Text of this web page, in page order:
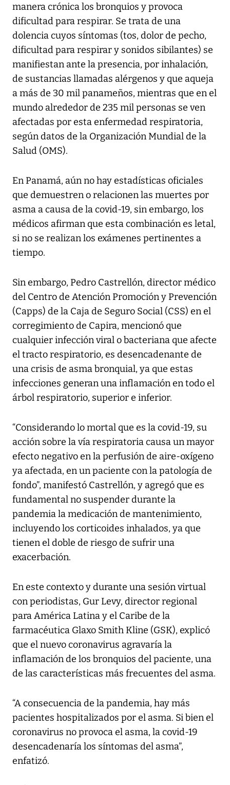
manera crónica los bronquios y provoca
dificultad para respirar. Se trata de una
dolencia cuyos síntomas (tos, dolor de pecho,
dificultad para respirar y sonidos sibilantes) se
manifiestan ante la presencia, por inhalación,
de sustancias llamadas alérgenos y que aqueja
a más de 30 mil panameños, mientras que en el
mundo alrededor de 235 mil personas se ven
afectadas por esta enfermedad respiratoria,
según datos de la Organización Mundial de la
Salud (OMS).
En Panamá, aún no hay estadísticas oficiales
que demuestren o relacionen las muertes por
asma a causa de la covid-19, sin embargo, los
médicos afirman que esta combinación es letal,
si no se realizan los exámenes pertinentes a
tiempo.
Sin embargo, Pedro Castrellón, director médico
del Centro de Atención Promoción y Prevención
(Capps) de la Caja de Seguro Social (CSS) en el
corregimiento de Capira, mencionó que
cualquier infección viral o bacteriana que afecte
el tracto respiratorio, es desencadenante de
una crisis de asma bronquial, ya que estas
infecciones generan una inflamación en todo el
árbol respiratorio, superior e inferior.
“Considerando lo mortal que es la covid-19, su
acción sobre la vía respiratoria causa un mayor
efecto negativo en la perfusión de aire-oxígeno
ya afectada, en un paciente con la patología de
fondo”, manifestó Castrellón, y agregó que es
fundamental no suspender durante la
pandemia la medicación de mantenimiento,
incluyendo los corticoides inhalados, ya que
tienen el doble de riesgo de sufrir una
exacerbación.
En este contexto y durante una sesión virtual
con periodistas, Gur Levy, director regional
para América Latina y el Caribe de la
farmacéutica Glaxo Smith Kline (GSK), explicó
que el nuevo coronavirus agravaría la
inflamación de los bronquios del paciente, una
de las características más frecuentes del asma.
“A consecuencia de la pandemia, hay más
pacientes hospitalizados por el asma. Si bien el
coronavirus no provoca el asma, la covid-19
desencadenaría los síntomas del asma”,
enfatizó.